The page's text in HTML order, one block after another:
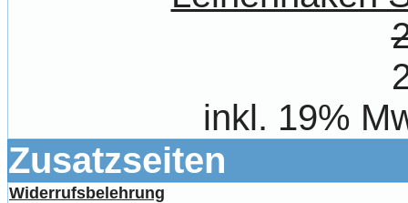
inkl. 19%
Zusatzseiten
Widerrufsbelehrung